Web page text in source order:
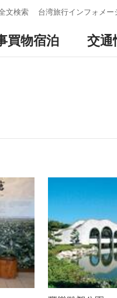
文検索 台湾旅行インフォメー
買物宿泊 交通